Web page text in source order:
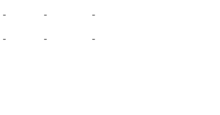
- -
-
- - -